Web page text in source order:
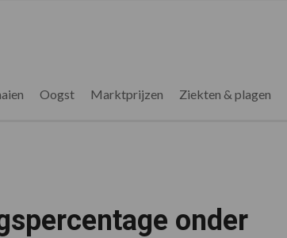
Oogst Marktprijzen Ziekten & plagen
onder